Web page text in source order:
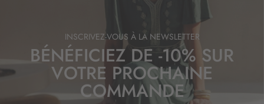
INSCRIVEZ-VOUS À LA NEWSLETTER
BÉNÉFICIEZ DE -10% SUR
VOTRE PROCHAINE
COMMANDE